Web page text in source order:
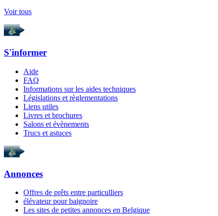
Voir tous
S'informer
Aide
FAQ
Informations sur les aides techniques
Législations et règlementations
Liens utiles
Livres et brochures
Salons et évènements
Trucs et astuces
Annonces
Offres de prêts entre particulliers
élévateur pour baignoire
Les sites de petites annonces en Belgique